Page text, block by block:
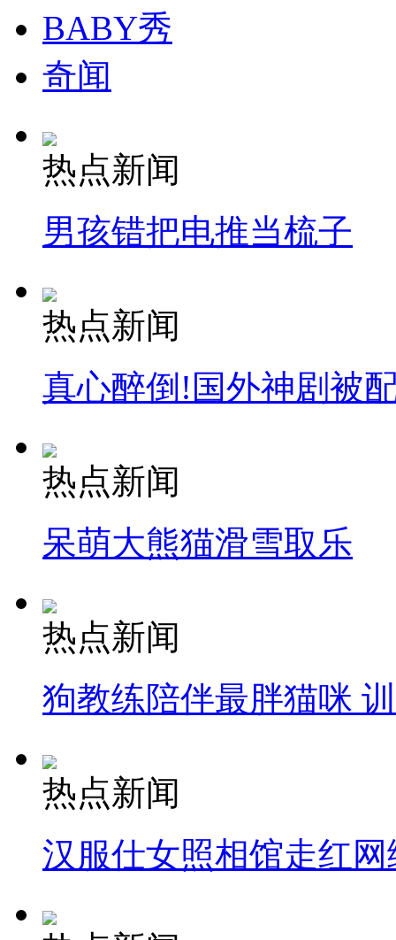
BABY秀
奇闻
热点新闻
男孩错把电推当梳子
热点新闻
真心醉倒!国外神剧被
热点新闻
呆萌大熊猫滑雪取乐
热点新闻
狗教练陪伴最胖猫咪
热点新闻
汉服仕女照相馆走红网